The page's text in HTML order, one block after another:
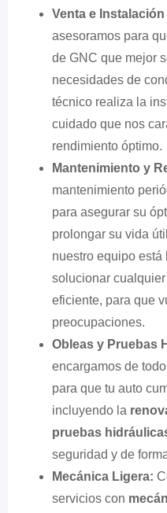
Venta e
asesoramos para
de GNC que mejor
necesidades de
técnico realiza la
cuidado que nos
rendimiento óptimo.
Mantenimiento y
mantenimiento
para asegurar su
prolongar su vida
nuestro equipo
solucionar
eficiente, para que
preocupaciones.
Obleas y Pruebas
encargamos de
para que tu auto
incluyendo la
pruebas
seguridad y de
Mecánica Ligera:
servicios con